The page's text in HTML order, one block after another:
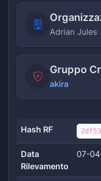
Adrian Jules
Gruppo
akira
Hash RF
Data
Rilevamento
07-